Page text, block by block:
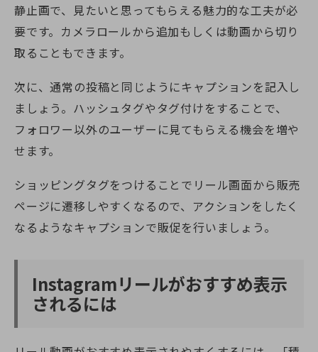
静止画で、見たいと思ってもらえる魅力的な工夫が必
要です。カメラロールから追加もしくは動画から切り
取ることもできます。
次に、通常の投稿と同じようにキャプションを記入し
ましょう。ハッシュタグやタグ付けをすることで、
フォロワー以外のユーザーに見てもらえる機会を増や
せます。
ショッピングタグをつけることでリール画面から販売
ページに遷移しやすくなるので、アクションをしたく
なるようなキャプションで販促を行いましょう。
Instagramリールがおすすめ表示
されるには